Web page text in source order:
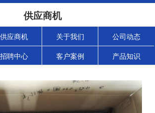
供应商机
供应商机 关于我们 公司动态
招聘中心 客户案例 产品知识